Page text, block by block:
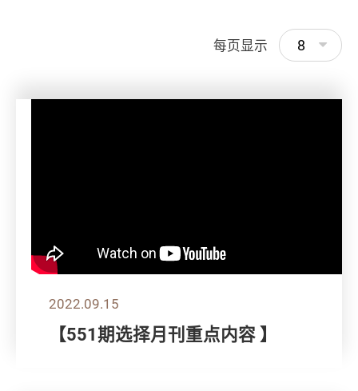
每页显示 8
2022.09.15
【551期选择月刊重点内容 】